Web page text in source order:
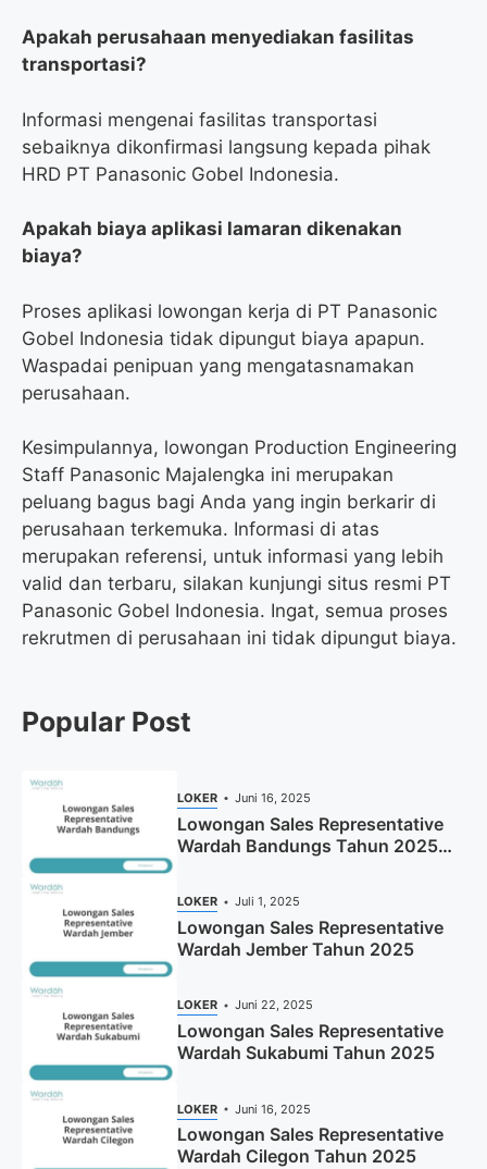
Apakah perusahaan menyediakan fasilitas
transportasi?
Informasi mengenai fasilitas transportasi
sebaiknya dikonfirmasi langsung kepada pihak
HRD PT Panasonic Gobel Indonesia.
Apakah biaya aplikasi lamaran dikenakan
biaya?
Proses aplikasi lowongan kerja di PT Panasonic
Gobel Indonesia tidak dipungut biaya apapun.
Waspadai penipuan yang mengatasnamakan
perusahaan.
Kesimpulannya, lowongan Production Engineering
Staff Panasonic Majalengka ini merupakan
peluang bagus bagi Anda yang ingin berkarir di
perusahaan terkemuka. Informasi di atas
merupakan referensi, untuk informasi yang lebih
valid dan terbaru, silakan kunjungi situs resmi PT
Panasonic Gobel Indonesia. Ingat, semua proses
rekrutmen di perusahaan ini tidak dipungut biaya.
Popular Post
LOKER Juni 16, 2025
Lowongan Sales Representative
Wardah Bandungs Tahun 2025
LOKER Juli 1, 2025
Lowongan Sales Representative
Wardah Jember Tahun 2025
LOKER Juni 22, 2025
Lowongan Sales Representative
Wardah Sukabumi Tahun 2025
LOKER Juni 16, 2025
Lowongan Sales Representative
Wardah Cilegon Tahun 2025